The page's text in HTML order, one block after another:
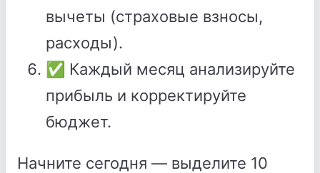
вычеты (страховые взносы,
расходы).
✅ Каждый месяц анализируйте
прибыль и корректируйте
бюджет.
Начните сегодня — выделите 10